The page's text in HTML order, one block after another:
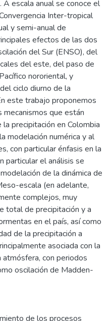
A escala anual se conoce el
Inter-tropical
y semi-anual de
efectos de las dos
del Sur (ENSO), del
del este, del paso de
nororiental, y
ciclo diurno de la
este trabajo proponemos
que están
precipitación en Colombia
modelación numérica y al
con particular énfasis en la
particular el análisis se
de la dinámica de
escala (en adelante,
complejos, muy
total de precipitación y a
en el país, así como
de la precipitación a
asociada con la
con periodos
oscilación de Madden-
de los procesos